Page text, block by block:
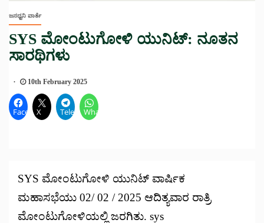
ಜನಧ್ವನಿ ವಾರ್ತೆ
SYS ಮೋಂಟುಗೋಳಿ ಯುನಿಟ್: ನೂತನ
ಸಾರಥಿಗಳು
10th February 2025
Facebook
X TelegramWhatsApp
SYS ಮೋಂಟುಗೋಳಿ ಯುನಿಟ್ ವಾರ್ಷಿಕ
ಮಹಾಸಭೆಯು 02/ 02 / 2025 ಆದಿತ್ಯವಾರ ರಾತ್ರಿ
ಮೋಂಟುಗೋಳಿಯಲ್ಲಿ ಜರಗಿತು. sys